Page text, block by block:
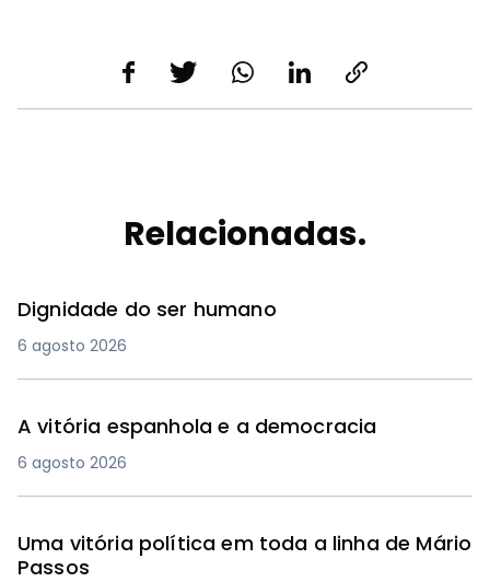
Relacionadas.
Dignidade do ser humano
6 agosto 2026
A vitória espanhola e a democracia
6 agosto 2026
Uma vitória política em toda a linha de Mário
Passos